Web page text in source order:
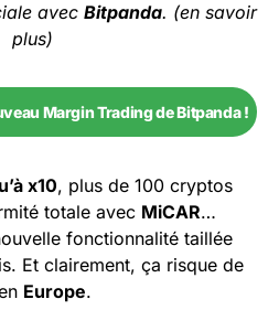
avec Bitpanda. (en savoir
plus)
Margin Trading de Bitpanda !
x10, plus de 100 cryptos
totale avec MiCAR…
fonctionnalité taillée
Et clairement, ça risque de
Europe.